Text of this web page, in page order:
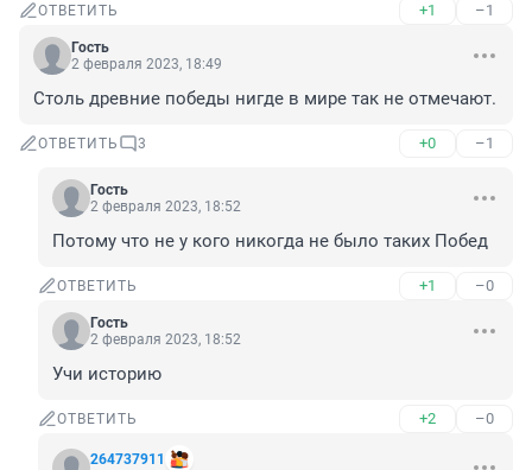
ОТВЕТИТЬ +1 –1
Гость
2 февраля 2023, 18:49
Столь древние победы нигде в мире так не отмечают.
ОТВЕТИТЬ 3 +0 –1
Гость
2 февраля 2023, 18:52
Потому что не у кого никогда не было таких Побед
ОТВЕТИТЬ +1 –0
Гость
2 февраля 2023, 18:52
Учи историю
ОТВЕТИТЬ +2 –0
264737911